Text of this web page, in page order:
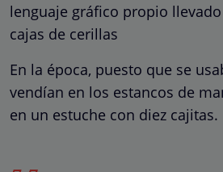
lenguaje gráfico propio
cajas de cerillas
En la época, puesto que se
vendían en los estancos de
en un estuche con diez cajitas.